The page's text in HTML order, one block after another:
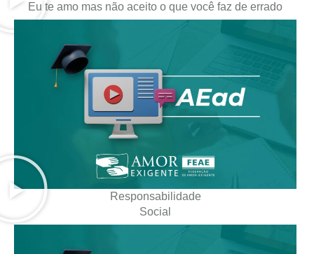
Eu te amo mas não aceito o que você faz de errado
Responsabilidade
Social